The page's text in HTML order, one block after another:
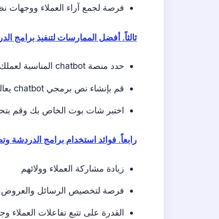
فرصة لجمع آراء العملاء ووجهات
ثالثاً. أفضل الممارسات لتنفيذ برامج
حدد منصة chatbot المناسبة لعملك
قم بإنشاء نص برمجي chatbot يعالج أسئلة العملاء الشائعة ومخاوفهم
اختبر شات بوت الخاص بك وقم
رابعاً. فوائد استخدام برامج الدردشة
زيادة مشاركة العملاء وولائهم
فرصة لتخصيص الرسائل والعروض
القدرة على تتبع تفاعلات العملاء